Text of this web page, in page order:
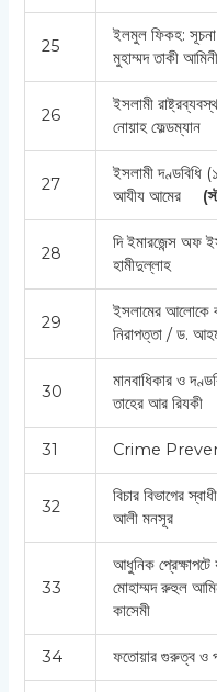
25
ইলমুল ফিকহ: সূচনা
মুহাম্মদ তাকী আমিনী
26
ইসলামী
নোয়াহ ফেল্ডম্যান
27
ইসলামী
আযীয আমের
28
দি ইমারজেন্স অফ
হামীদুল্লাহ
29
ইসলামের আলোকে
নিরাপত্তা / ড.
30
মানবাধিকার ও
তাহের আর রিযকী
31 Crime
32
বিচার বিভাগের
আলী মনসূর
33
আধুনিক প্রেক্ষাপটে
মোহাম্মদ রুহুল
কাসেমী
34 ফতোয়ার গুরুত্ব ও